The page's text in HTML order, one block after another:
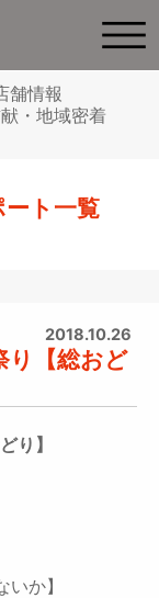
舗情報
・地域密着
ト一覧
2018.10.26
り【総おど
り】
か】